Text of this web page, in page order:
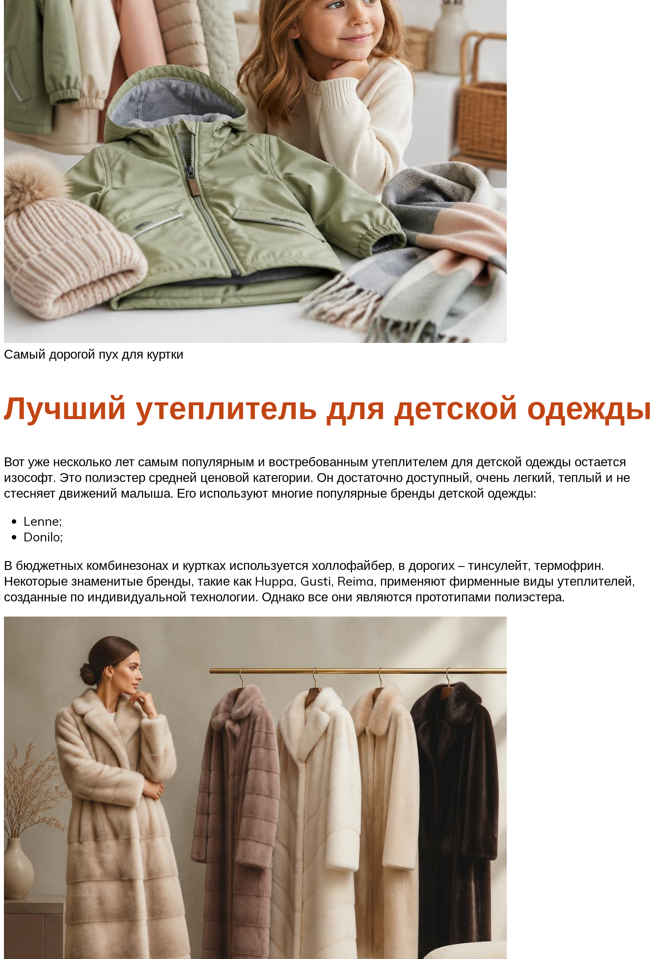
Самый дорогой пух для куртки
Лучший утеплитель для детской одежды
Вот уже несколько лет самым популярным и востребованным утеплителем для детской одежды остается
изософт. Это полиэстер средней ценовой категории. Он достаточно доступный, очень легкий, теплый и не
стесняет движений малыша. Его используют многие популярные бренды детской одежды:
Lenne;
Donilo;
В бюджетных комбинезонах и куртках используется холлофайбер, в дорогих – тинсулейт, термофрин.
Некоторые знаменитые бренды, такие как Huppa, Gusti, Reima, применяют фирменные виды утеплителей,
созданные по индивидуальной технологии. Однако все они являются прототипами полиэстера.